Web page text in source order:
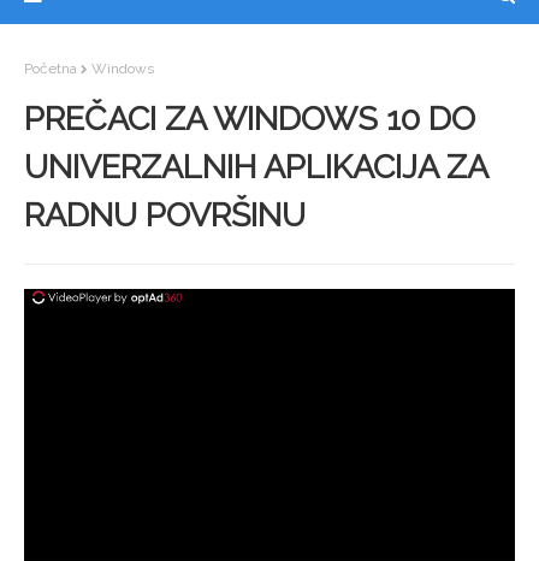
Početna Windows
PREČACI ZA WINDOWS 10 DO
UNIVERZALNIH APLIKACIJA ZA
RADNU POVRŠINU